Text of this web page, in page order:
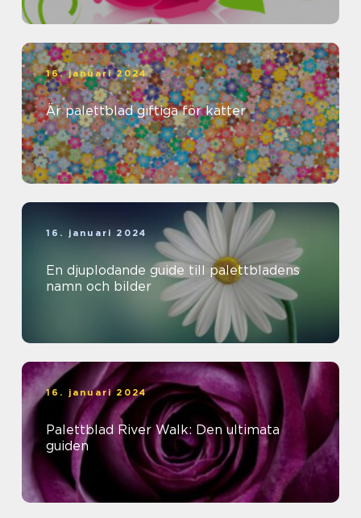
16. januari 2024
Är palettblad giftiga för katter
16. januari 2024
En djuplodande guide till palettbladens
namn och bilder
16. januari 2024
Palettblad River Walk: Den ultimata
guiden